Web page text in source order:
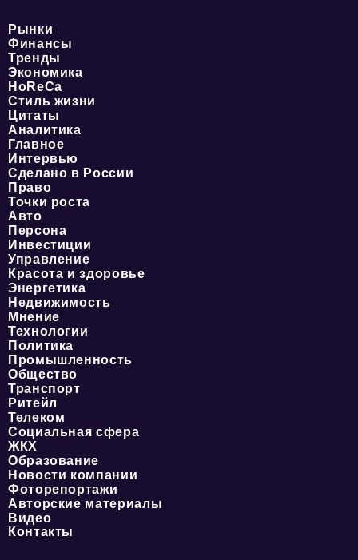
Рынки
Финансы
Тренды
Экономика
HoReCa
Стиль жизни
Цитаты
Аналитика
Главное
Интервью
Сделано в России
Право
Точки роста
Авто
Персона
Инвестиции
Управление
Красота и здоровье
Энергетика
Недвижимость
Мнение
Технологии
Политика
Промышленность
Общество
Транспорт
Ритейл
Телеком
Социальная сфера
ЖКХ
Образование
Новости компании
Фоторепортажи
Авторские материалы
Видео
Контакты